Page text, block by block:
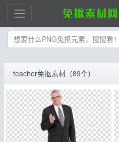
teacher免抠素材（89个）